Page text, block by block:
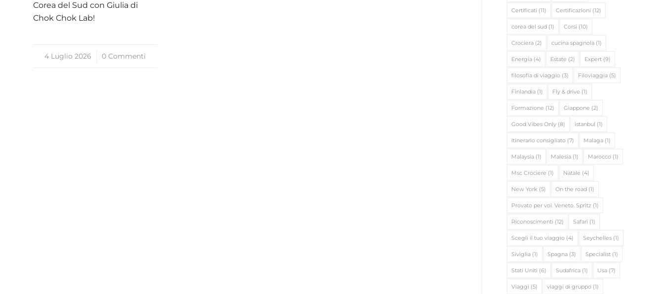
Corea del Sud con Giulia di
Chok Chok Lab!
4 Luglio 2026
/ 0 Commenti
Certificati (11) Certificazioni (12)
corea del sud(1) Corsi (10)
Crociera(2) cucina spagnola(1)
Energia(4) Estate (2) Expert(9)
filosofia di viaggio(3) Filoviaggia(5)
Finlandia(1) Fly & drive (1)
Formazione (12) Giappone (2)
Good Vibes Only(8) istanbul (1)
Itinerario consigliato(7) Malaga(1)
Malaysia(1) Malesia(1) Marocco(1)
Msc Crociere (1) Natale (4)
New York (5) On the road(1)
Provato per voi. Veneto. Spritz (1)
Riconoscimenti (12) Safari (1)
Scegli il tuo viaggio(4) Seychelles(1)
Siviglia(1) Spagna(3) Specialist(1)
Stati Uniti (6) Sudafrica(1) Usa(7)
Viaggi (5) viaggi di gruppo(1)